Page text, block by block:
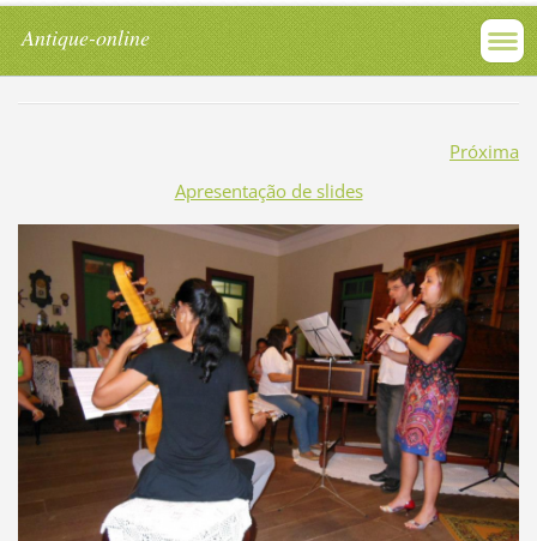
Antique-online
Próxima
Apresentação de slides